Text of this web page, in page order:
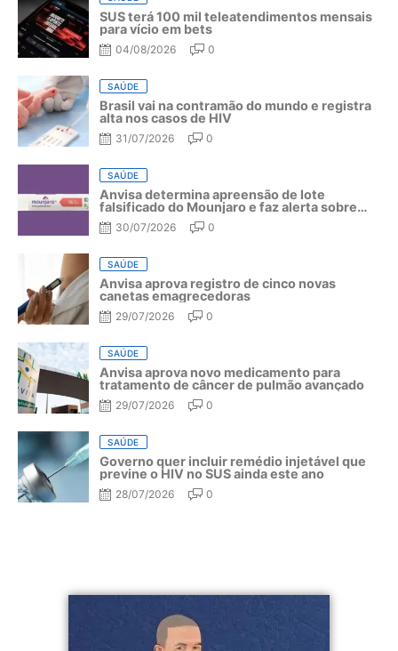
SUS terá 100 mil teleatendimentos mensais
para vício em bets
04/08/2026 0
SAÚDE
Brasil vai na contramão do mundo e registra
alta nos casos de HIV
31/07/2026 0
SAÚDE
Anvisa determina apreensão de lote
falsificado do Mounjaro e faz alerta sobre
riscos do medicamento
30/07/2026 0
SAÚDE
Anvisa aprova registro de cinco novas
canetas emagrecedoras
29/07/2026 0
SAÚDE
Anvisa aprova novo medicamento para
tratamento de câncer de pulmão avançado
29/07/2026 0
SAÚDE
Governo quer incluir remédio injetável que
previne o HIV no SUS ainda este ano
28/07/2026 0